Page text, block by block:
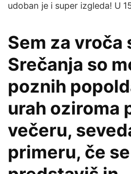
udoban je i super izgleda! U
Sem za vroča
Srečanja so
poznih
urah oziroma
večeru,
primeru, če